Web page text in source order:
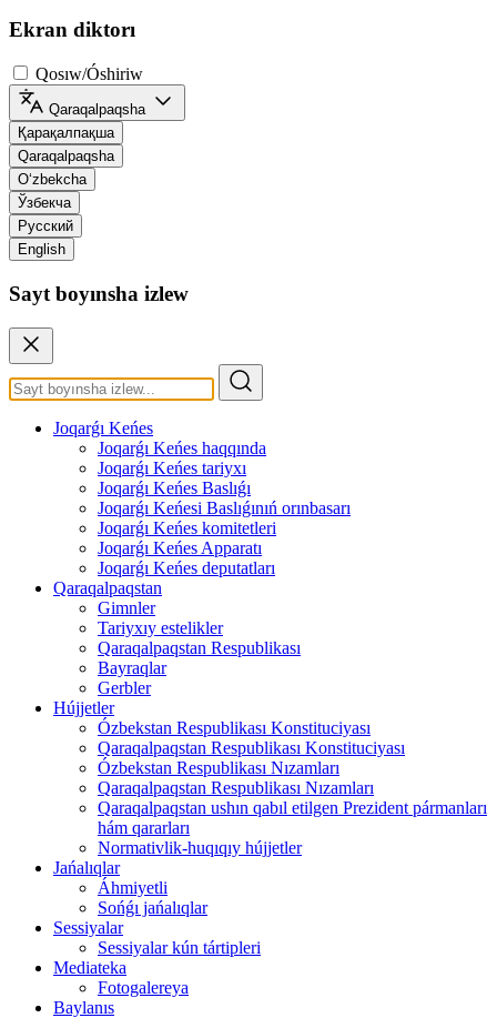
Ekran diktorı
Qosıw/Óshiriw
Qaraqalpaqsha
Қарақалпақша
Qaraqalpaqsha
O‘zbekcha
Ўзбекча
Русский
English
Sayt boyınsha izlew
Joqarǵı Keńes
Joqarǵı Keńes haqqında
Joqarǵı Keńes tariyxı
Joqarǵı Keńes Baslıǵı
Joqarǵı Keńesi Baslıǵınıń orınbasarı
Joqarǵı Keńes komitetleri
Joqarǵı Keńes Apparatı
Joqarǵı Keńes deputatları
Qaraqalpaqstan
Gimnler
Tariyxıy estelikler
Qaraqalpaqstan Respublikası
Bayraqlar
Gerbler
Hújjetler
Ózbekstan Respublikası Konstituciyası
Qaraqalpaqstan Respublikası Konstituciyası
Ózbekstan Respublikası Nızamları
Qaraqalpaqstan Respublikası Nızamları
Qaraqalpaqstan ushın qabıl etilgen Prezident pármanları
hám qararları
Normativlik-huqıqıy hújjetler
Jańalıqlar
Áhmiyetli
Sońǵı jańalıqlar
Sessiyalar
Sessiyalar kún tártipleri
Mediateka
Fotogalereya
Baylanıs